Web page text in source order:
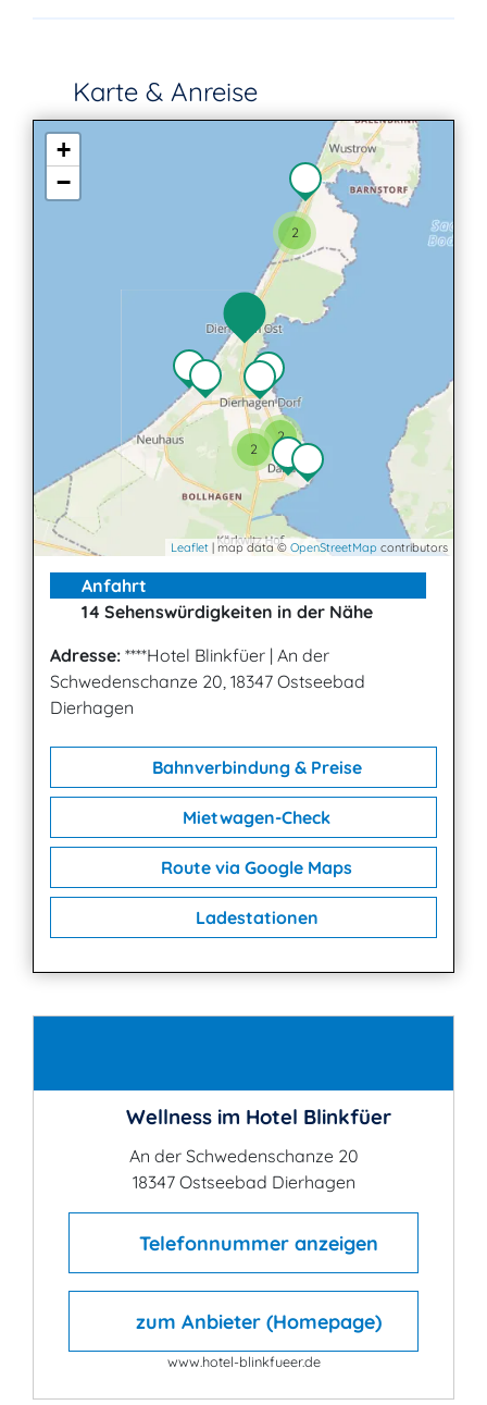
Karte & Anreise
2
2
2
+
−
Leaflet | map data © OpenStreetMap contributors
Anfahrt
14 Sehenswürdigkeiten in der Nähe
Adresse: ****Hotel Blinkfüer | An der
Schwedenschanze 20, 18347 Ostseebad
Dierhagen
Bahnverbindung & Preise
Mietwagen-Check
Route via Google Maps
Ladestationen
Wellness im Hotel Blinkfüer
An der Schwedenschanze 20
18347 Ostseebad Dierhagen
Telefonnummer anzeigen
zum Anbieter (Homepage)
www.hotel-blinkfueer.de